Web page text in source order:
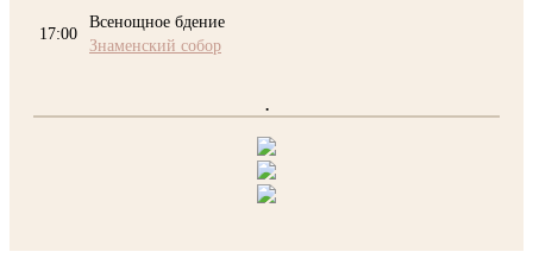
17:00
Всенощное бдение
Знаменский собор
.